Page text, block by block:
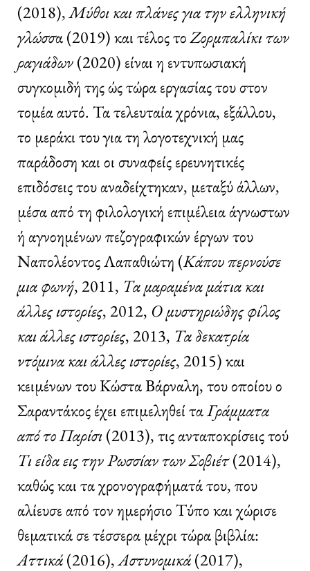
(2018),Μύθοι και πλάνες για την ελληνική
γλώσσα (2019) και τέλος τοΖορμπαλίκι των
ραγιάδων(2020) είναι η εντυπωσιακή
συγκομιδή της ώς τώρα εργασίας του στον
τομέα αυτό. Τα τελευταία χρόνια, εξάλλου,
το μεράκι του για τη λογοτεχνική μας
παράδοση και οι συναφείς ερευνητικές
επιδόσεις του αναδείχτηκαν, μεταξύ άλλων,
μέσα από τη φιλολογική επιμέλεια άγνωστων
ή αγνοημένων πεζογραφικών έργων του
Ναπολέοντος Λαπαθιώτη (Κάπου περνούσε
μια φωνή, 2011, Τα μαραμένα μάτια και
άλλες ιστορίες, 2012, Ο μυστηριώδης φίλος
και άλλες ιστορίες, 2013, Τα δεκατρία
ντόμινα και άλλες ιστορίες, 2015) και
κειμένων του Κώστα Βάρναλη, του οποίου ο
Σαραντάκος έχει επιμεληθεί ταΓράμματα
από το Παρίσι (2013), τις ανταποκρίσεις τού
Τι είδα εις την Ρωσσίαν των Σοβιέτ(2014),
καθώς και τα χρονογραφήματά του, που
αλίευσε από τον ημερήσιο Τύπο και χώρισε
θεματικά σε τέσσερα μέχρι τώρα βιβλία:
Αττικά(2016),Αστυνομικά(2017),